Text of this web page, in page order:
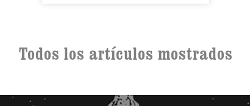
Todos los artículos mostrados